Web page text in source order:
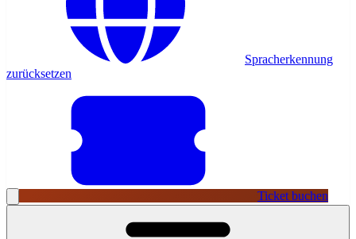
Spracherkennung
zurücksetzen
Ticket buchen